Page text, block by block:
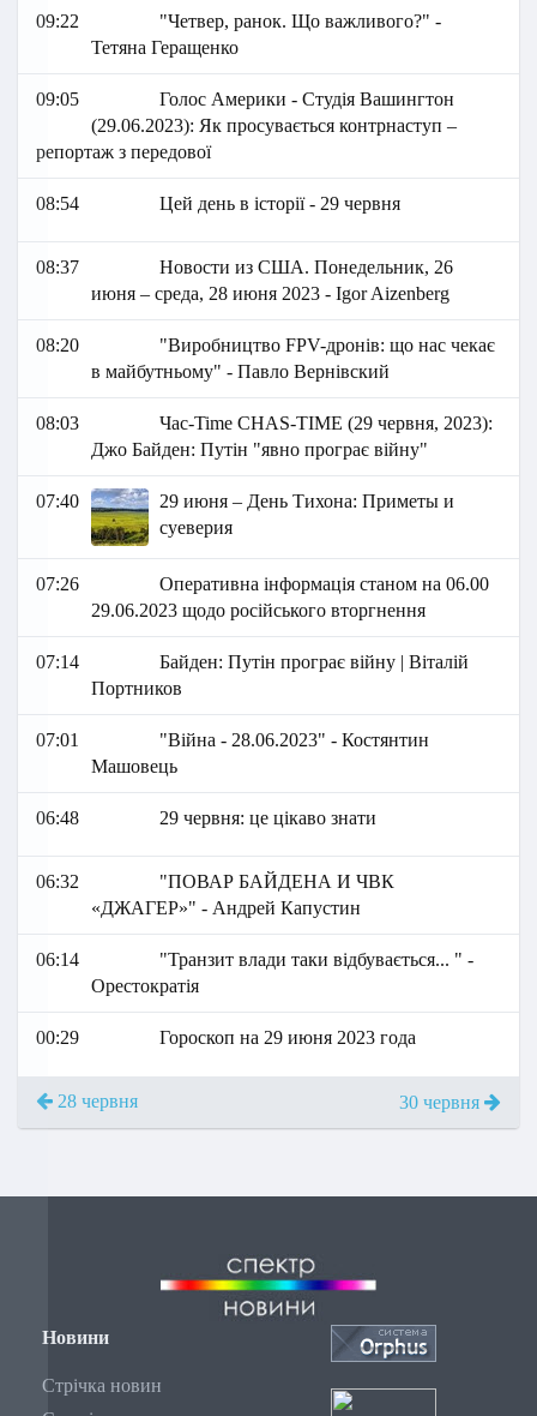
09:22
"Четвер, ранок. Що важливого?" -
Тетяна Геращенко
09:05
Голос Америки - Студія Вашингтон
(29.06.2023): Як просувається контрнаступ –
репортаж з передової
08:54 Цей день в історії - 29 червня
08:37
Новости из США. Понедельник, 26
июня – среда, 28 июня 2023 - Igor Aizenberg
08:20
"Виробництво FPV-дронів: що нас чекає
в майбутньому" - Павло Вернівский
08:03
Час-Time CHAS-TIME (29 червня, 2023):
Джо Байден: Путін "явно програє війну"
07:40
29 июня – День Тихона: Приметы и
суеверия
07:26
Оперативна інформація станом на 06.00
29.06.2023 щодо російського вторгнення
07:14
Байден: Путін програє війну | Віталій
Портников
07:01
"Війна - 28.06.2023" - Костянтин
Машовець
06:48 29 червня: це цікаво знати
06:32
"ПОВАР БАЙДЕНА И ЧВК
«ДЖАГЕР»" - Андрей Капустин
06:14
"Транзит влади таки відбувається... " -
Орестократія
00:29 Гороскоп на 29 июня 2023 года
28 червня 30 червня
Новини
Стрічка новин